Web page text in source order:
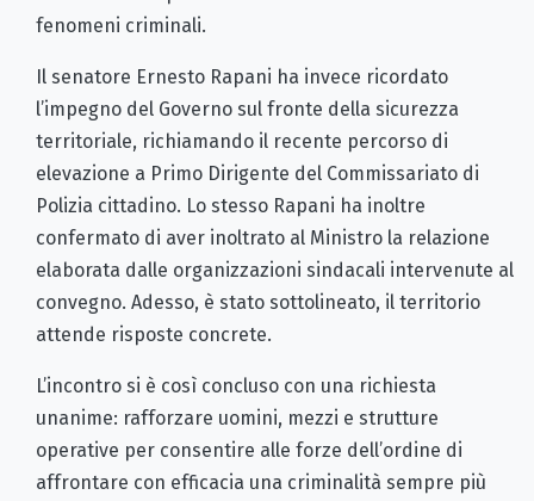
fenomeni criminali.
Il senatore Ernesto Rapani ha invece ricordato
l’impegno del Governo sul fronte della sicurezza
territoriale, richiamando il recente percorso di
elevazione a Primo Dirigente del Commissariato di
Polizia cittadino. Lo stesso Rapani ha inoltre
confermato di aver inoltrato al Ministro la relazione
elaborata dalle organizzazioni sindacali intervenute al
convegno. Adesso, è stato sottolineato, il territorio
attende risposte concrete.
L’incontro si è così concluso con una richiesta
unanime: rafforzare uomini, mezzi e strutture
operative per consentire alle forze dell’ordine di
affrontare con efficacia una criminalità sempre più